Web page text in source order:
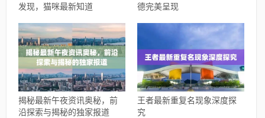
发现，猫咪最新知道
德完美呈现
揭秘最新午夜资讯奥秘，前
沿探索与揭秘的独家报道
王者最新重复名现象深度探
究